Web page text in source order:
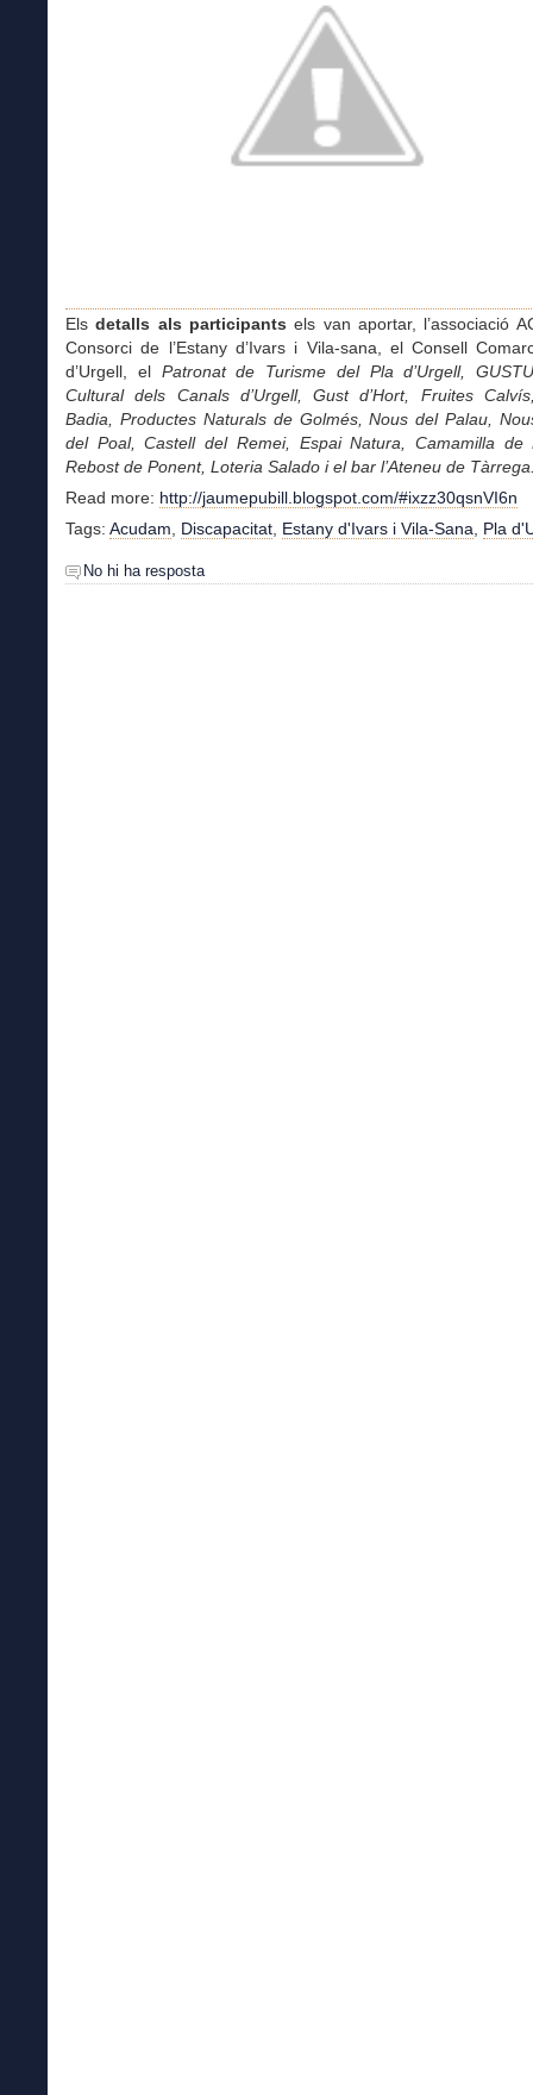
Elsdetalls als participants els van aportar, l’associació
Consorci de l’Estany d’Ivars i Vila-sana, el Consell
d’Urgell, elPatronat de Turisme del Pla d’Urgell,
Cultural dels Canals d’Urgell, Gust d’Hort, Fruites
Badia, Productes Naturals de Golmés, Nous del Palau,
del Poal, Castell del Remei, Espai Natura, Camamilla de
Rebost de Ponent, Loteria Salado i el bar l’Ateneu de
Read more: http://jaumepubill.blogspot.com/#ixzz30qsnVI6n
Tags: Acudam Discapacitat Estany d'Ivars i Vila-Sana Pla
No hi ha resposta